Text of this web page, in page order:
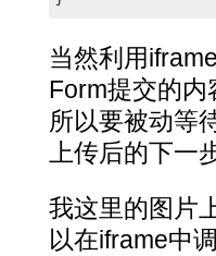
当然利用
Form提交的
所以要被动等
上传后的下一
我这里的图片
以在iframe中